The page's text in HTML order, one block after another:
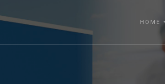
HOME